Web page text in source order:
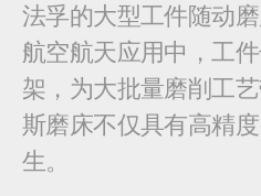
法孚的大型工件随动
航空航天应用中，工
架，为大批量磨削工
斯磨床不仅具有高精
生。